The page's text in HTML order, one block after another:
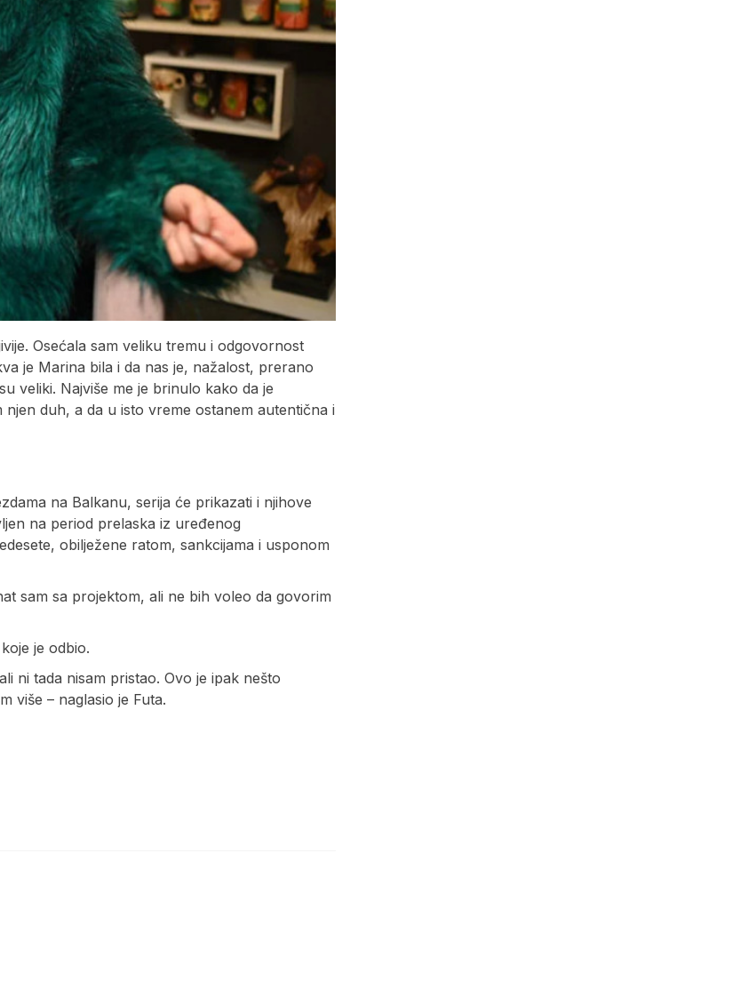
Osećala sam veliku tremu i odgovornost
je Marina bila i da nas je, nažalost, prerano
veliki. Najviše me je brinulo kako da je
duh, a da u isto vreme ostanem autentična i
na Balkanu, serija će prikazati i njihove
na period prelaska iz uređenog
obilježene ratom, sankcijama i usponom
sam sa projektom, ali ne bih voleo da govorim
je odbio.
ni tada nisam pristao. Ovo je ipak nešto
više – naglasio je Futa.